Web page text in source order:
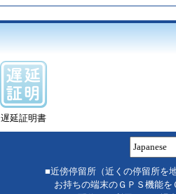
遅延証明書
■近傍停留所（近くの停留所を
お持ちの端末のＧＰＳ機能を